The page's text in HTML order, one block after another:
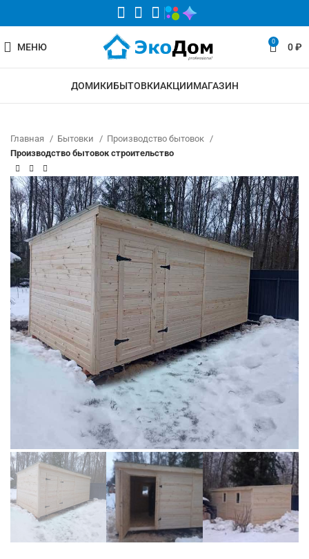
МЕНЮ 0 0₽
ДОМИКИБЫТОВКИАКЦИИМАГАЗИН
Главная Бытовки
Производство бытовок
Производство бытовок строительство